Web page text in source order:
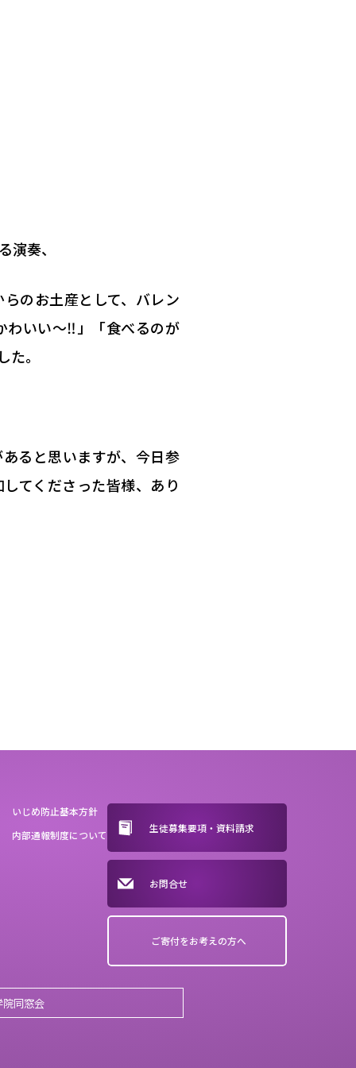
奏、
のお土産として、バレン
わいい～‼」「食べるのが
。
ると思いますが、今日参
てくださった皆様、あり
いじめ防止基本方針
内部通報制度について
生徒募集要項・資料請求
お問合せ
ご寄付をお考えの方へ
同窓会